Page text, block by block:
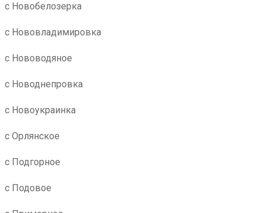
с Новобелозерка
с Нововладимировка
с Нововодяное
с Новоднепровка
с Новоукраинка
с Орлянское
с Подгорное
с Подовое